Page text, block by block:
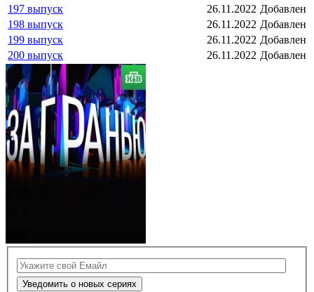
197 выпуск
26.11.2022 Добавлен
198 выпуск
26.11.2022 Добавлен
199 выпуск
26.11.2022 Добавлен
200 выпуск
26.11.2022 Добавлен
Уведомить о новых сериях